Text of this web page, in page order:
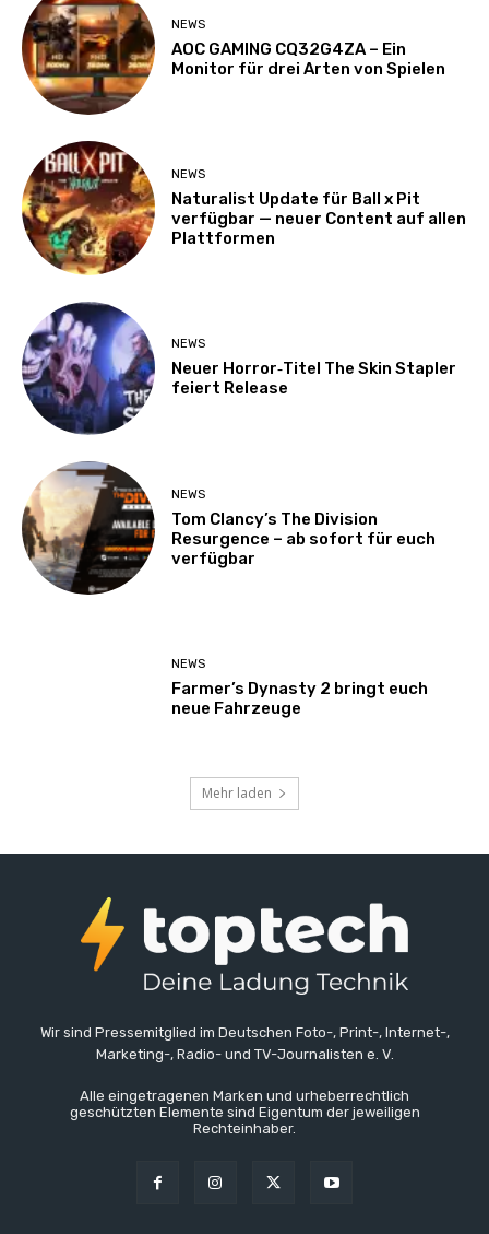
NEWS
AOC GAMING CQ32G4ZA – Ein
Monitor für drei Arten von Spielen
NEWS
Naturalist Update für Ball x Pit
verfügbar — neuer Content auf allen
Plattformen
NEWS
Neuer Horror‑Titel The Skin Stapler
feiert Release
NEWS
Tom Clancy’s The Division
Resurgence – ab sofort für euch
verfügbar
NEWS
Farmer’s Dynasty 2 bringt euch
neue Fahrzeuge
Mehr laden
Wir sind Pressemitglied im Deutschen Foto-, Print-, Internet-,
Marketing-, Radio- und TV-Journalisten e. V.
Alle eingetragenen Marken und urheberrechtlich
geschützten Elemente sind Eigentum der jeweiligen
Rechteinhaber.